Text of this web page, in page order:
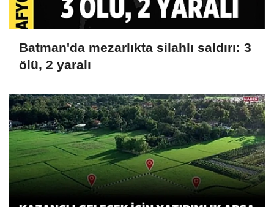
Batman'da mezarlıkta silahlı saldırı: 3
ölü, 2 yaralı